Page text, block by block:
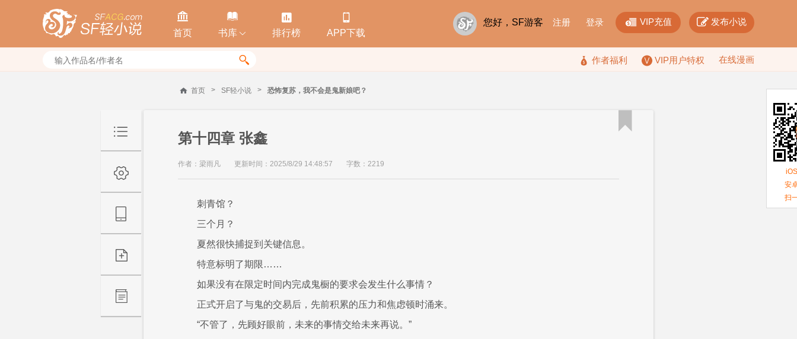

首页

书库 

排行榜

APP下载
您好，SF游客 注册 登录  VIP充值  发布小说
  作者福利 VIP用户特权 在线漫画
首页 > SF轻小说 > 恐怖复苏，我不会是鬼新娘吧？
第十四章 张鑫
作者：梁雨凡 更新时间：2025/8/29 14:48:57 字数：2219
刺青馆？
三个月？
夏然很快捕捉到关键信息。
特意标明了期限……
如果没有在限定时间内完成鬼橱的要求会发生什么事情？
正式开启了与鬼的交易后，先前积累的压力和焦虑顿时涌来。
“不管了，先顾好眼前，未来的事情交给未来再说。”

安
扫